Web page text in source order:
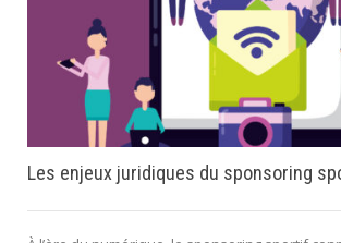
Les enjeux juridiques du sponsoring